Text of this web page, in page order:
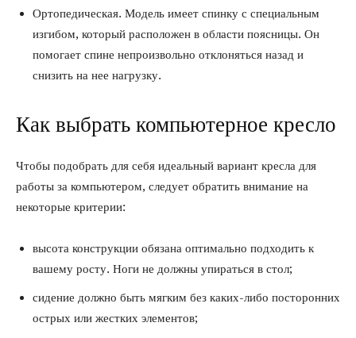
Ортопедическая. Модель имеет спинку с специальным
изгибом, который расположен в области поясницы. Он
помогает спине непроизвольно отклоняться назад и
снизить на нее нагрузку.
Как выбрать компьютерное кресло
Чтобы подобрать для себя идеальный вариант кресла для
работы за компьютером, следует обратить внимание на
некоторые критерии:
высота конструкции обязана оптимально подходить к
вашему росту. Ноги не должны упираться в стол;
сидение должно быть мягким без каких-либо посторонних
острых или жестких элементов;